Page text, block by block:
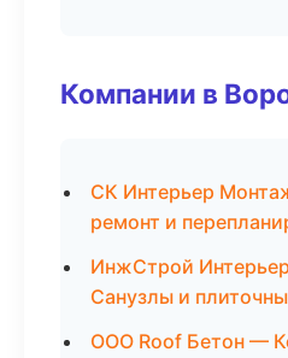
Компании в
СК Интерьер
ремонт и
ИнжСтрой
Санузлы и
ООО Roof Бетон —